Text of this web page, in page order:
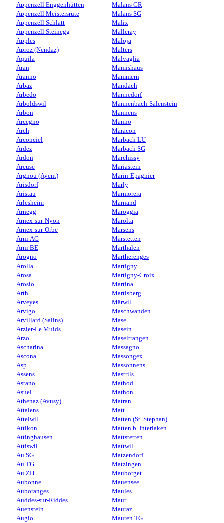
Appenzell Enggenhütten
Appenzell Meistersrüte
Appenzell Schlatt
Appenzell Steinegg
Apples
Aproz (Nendaz)
Aquila
Aran
Aranno
Arbaz
Arbedo
Arboldswil
Arbon
Arcegno
Arch
Arconciel
Ardez
Ardon
Areuse
Argnou (Ayent)
Arisdorf
Aristau
Arlesheim
Arnegg
Arnex-sur-Nyon
Arnex-sur-Orbe
Arni AG
Arni BE
Arogno
Arolla
Arosa
Arosio
Arth
Arveyes
Arvigo
Arvillard (Salins)
Arzier-Le Muids
Arzo
Ascharina
Ascona
Asp
Assens
Astano
Asuel
Athenaz (Avusy)
Attalens
Attelwil
Attikon
Attinghausen
Attiswil
Au SG
Au TG
Au ZH
Aubonne
Auboranges
Auddes-sur-Riddes
Auenstein
Augio
Malans GR
Malans SG
Malix
Malleray
Maloja
Malters
Malvaglia
Mamishaus
Mammern
Mandach
Männedorf
Mannenbach-Salenstein
Mannens
Manno
Maracon
Marbach LU
Marbach SG
Marchissy
Mariastein
Marin-Epagnier
Marly
Marmorera
Marnand
Maroggia
Marolta
Marsens
Märstetten
Marthalen
Martherenges
Martigny
Martigny-Croix
Martina
Martisberg
Märwil
Maschwanden
Mase
Masein
Maseltrangen
Massagno
Massongex
Massonnens
Mastrils
Mathod
Mathon
Matran
Matt
Matten (St. Stephan)
Matten b. Interlaken
Mattstetten
Mattwil
Matzendorf
Matzingen
Mauborget
Mauensee
Maules
Maur
Mauraz
Mauren TG